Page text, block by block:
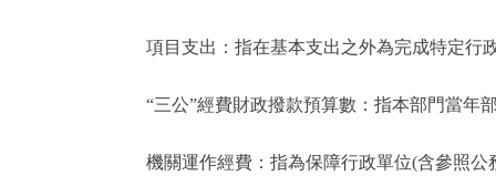
項目支出：指在基本支出之外為完成特定行
“三公”經費財政撥款預算數：指本部門當年部
機關運作經費：指為保障行政單位(含參照公